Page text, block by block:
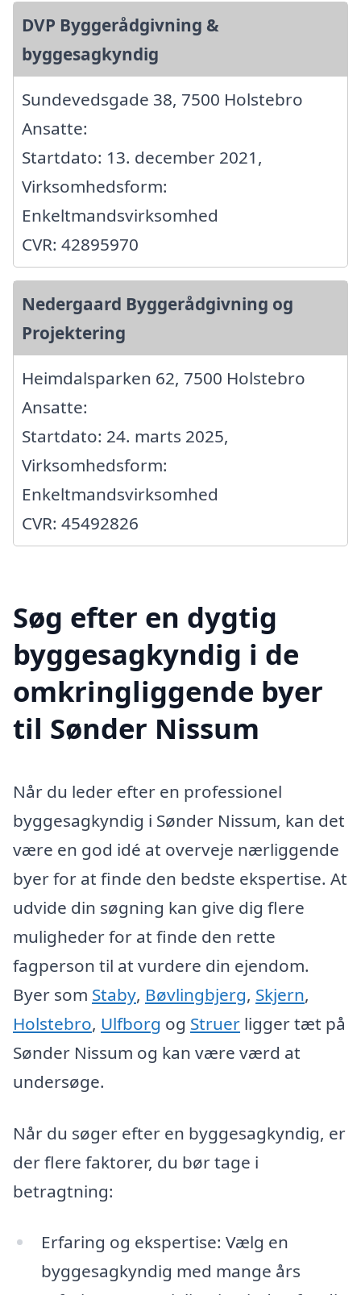
DVP Byggerådgivning &
byggesagkyndig
Sundevedsgade 38, 7500 Holstebro
Ansatte:
Startdato: 13. december 2021,
Virksomhedsform:
Enkeltmandsvirksomhed
CVR: 42895970
Nedergaard Byggerådgivning og
Projektering
Heimdalsparken 62, 7500 Holstebro
Ansatte:
Startdato: 24. marts 2025,
Virksomhedsform:
Enkeltmandsvirksomhed
CVR: 45492826
Søg efter en dygtig
byggesagkyndig i de
omkringliggende byer
til Sønder Nissum
Når du leder efter en professionel
byggesagkyndig i Sønder Nissum, kan det
være en god idé at overveje nærliggende
byer for at finde den bedste ekspertise. At
udvide din søgning kan give dig flere
muligheder for at finde den rette
fagperson til at vurdere din ejendom.
Byer som Staby, Bøvlingbjerg, Skjern,
Holstebro, Ulfborg og Struer ligger tæt på
Sønder Nissum og kan være værd at
undersøge.
Når du søger efter en byggesagkyndig, er
der flere faktorer, du bør tage i
betragtning:
Erfaring og ekspertise: Vælg en
byggesagkyndig med mange års